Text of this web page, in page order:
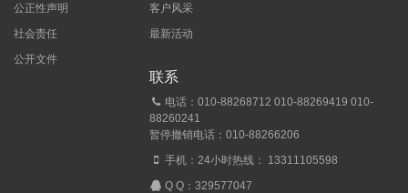
公正性声明
社会责任
公开文件
客户风采
最新活动
联系
电话：010-88268712 010-88269419 010-
88260241
暂停撤销电话：010-88266206
手机：24小时热线： 13311105598
Q Q：329577047